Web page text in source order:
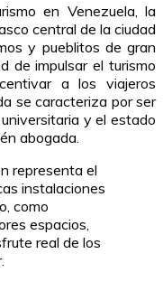
en Venezuela, la
central de la ciudad
y pueblitos de gran
de impulsar el turismo
a los viajeros
se caracteriza por ser
y el estado
abogada.
representa el
instalaciones
como
espacios,
real de los